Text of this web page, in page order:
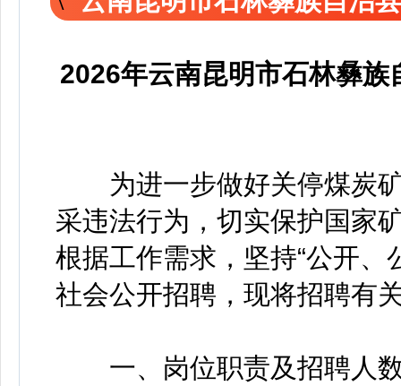
2026年云南昆明市石林彝
为进一步做好关停煤炭矿
采违法行为，切实保护国家
根据工作需求，坚持“公开、
社会公开招聘，现将招聘有
一、岗位职责及招聘人